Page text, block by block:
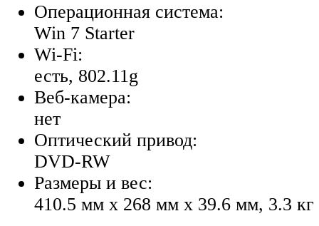
Операционная система:
Win 7 Starter
Wi-Fi:
есть, 802.11g
Веб-камера:
нет
Оптический привод:
DVD-RW
Размеры и вес:
410.5 мм x 268 мм x 39.6 мм, 3.3 кг